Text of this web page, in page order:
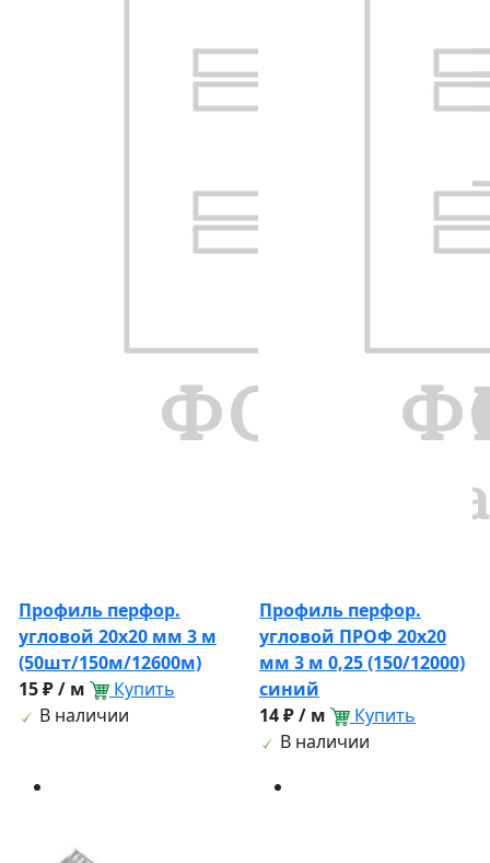
Профиль перфор.
угловой 20х20 мм 3 м
(50шт/150м/12600м)
15 ₽ / м
Купить
В наличии
Профиль перфор.
угловой ПРОФ 20х20
мм 3 м 0,25 (150/12000)
синий
14 ₽ / м
Купить
В наличии